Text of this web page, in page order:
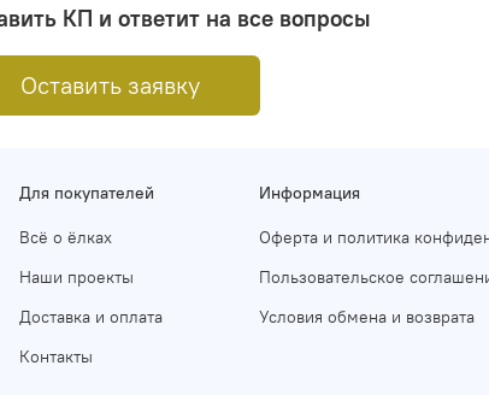
КП и ответит на все вопросы
Оставить заявку
Для покупателей
Всё о ёлках
Наши проекты
Доставка и оплата
Контакты
Информация
Оферта и политика
Пользовательское
Условия обмена и возврата